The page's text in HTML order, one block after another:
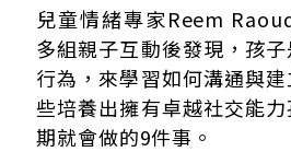
兒童情緒專家Reem
多組親子互動後發現，孩
行為，來學習如何溝通與
些培養出擁有卓越社交能
期就會做的9件事。